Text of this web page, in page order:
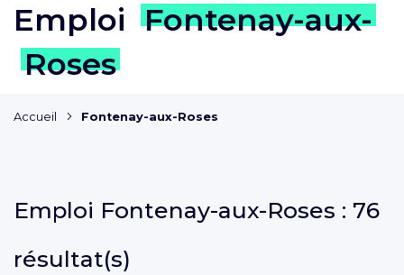
Emploi Fontenay-aux-
Roses
Accueil Fontenay-aux-Roses
Emploi Fontenay-aux-Roses : 76
résultat(s)